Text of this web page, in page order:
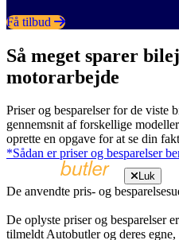
Få tilbud
Så meget sparer
motorarbejde
Priser og besparelser for de viste
gennemsnit af forskellige
oprette en opgave for at se din
*Sådan er priser og besparelser
Luk
De anvendte pris- og
De oplyste priser og besparelser
tilmeldt Autobutler og deres